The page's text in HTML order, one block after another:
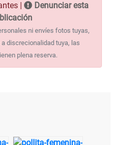
|
Denunciar esta
ni envíes fotos tuyas,
discrecionalidad tuya, las
plena reserva.